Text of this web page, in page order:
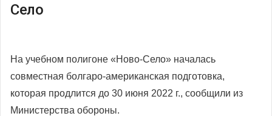
Село
На учебном полигоне «Ново-Село» началась
совместная болгаро-американская подготовка,
которая продлится до 30 июня 2022 г., сообщили из
Министерства обороны.